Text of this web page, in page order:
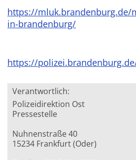
https://
in-brandenburg/
https://
Verantwortlich:
Polizeidirektion Ost
Pressestelle
Nuhnenstraße 40
15234 Frankfurt (Oder)